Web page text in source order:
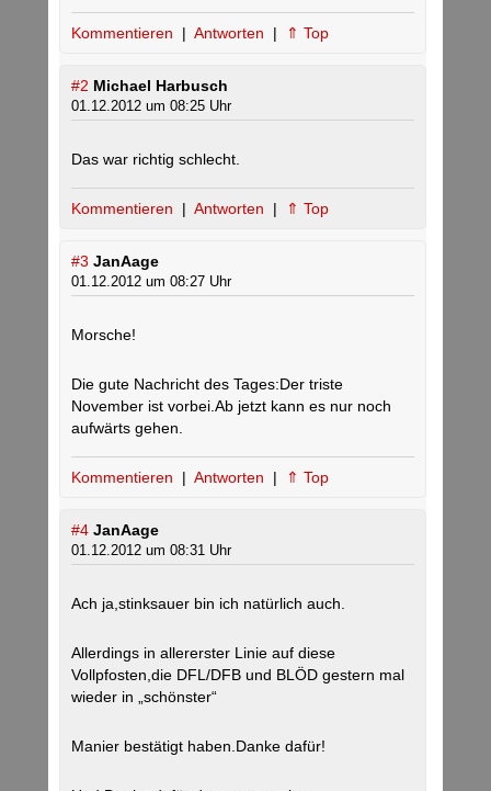
Kommentieren | Antworten | ⇑ Top
#2 Michael Harbusch
01.12.2012 um 08:25 Uhr
Das war richtig schlecht.
Kommentieren | Antworten | ⇑ Top
#3 JanAage
01.12.2012 um 08:27 Uhr
Morsche!
Die gute Nachricht des Tages:Der triste
November ist vorbei.Ab jetzt kann es nur noch
aufwärts gehen.
Kommentieren | Antworten | ⇑ Top
#4 JanAage
01.12.2012 um 08:31 Uhr
Ach ja,stinksauer bin ich natürlich auch.
Allerdings in allererster Linie auf diese
Vollpfosten,die DFL/DFB und BLÖD gestern mal
wieder in „schönster“
Manier bestätigt haben.Danke dafür!